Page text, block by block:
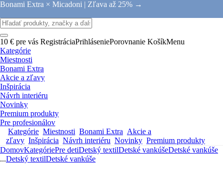
Bonami Extra × Micadoni | Zľava až 25% →
10 € pre vás RegistráciaPrihláseniePorovnanie KošíkMenu
Kategórie
Miestnosti
Bonami Extra
Akcie a zľavy
Inšpirácia
Návrh interiéru
Novinky
Premium produkty
Pre profesionálov
Kategórie Miestnosti Bonami Extra Akcie a
zľavy Inšpirácia Návrh interiéru Novinky Premium produkty
DomovKategóriePre detiDetský textilDetské vankúšeDetské vankúše
...Detský textilDetské vankúše